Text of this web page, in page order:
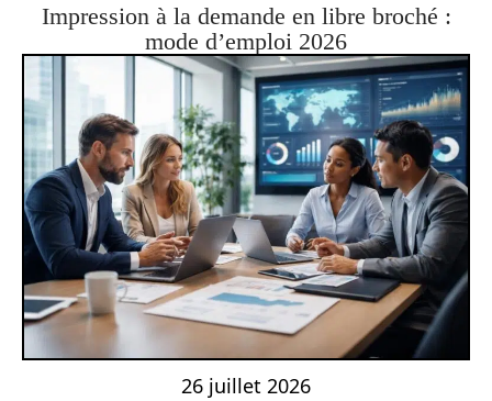
Impression à la demande en libre broché :
mode d’emploi 2026
26 juillet 2026